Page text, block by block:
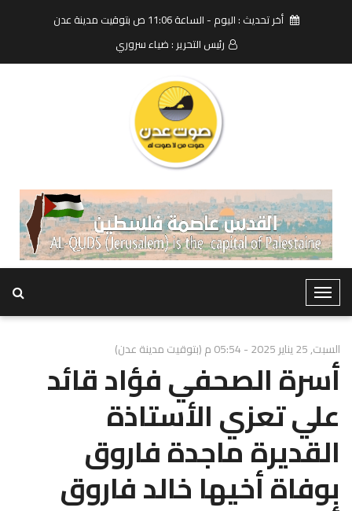
أخر تحديث : اليوم - الساعة 11:06 ص بتوقيت مدينة عدن
رئيس التحرير : ضياء سروري
T
o
g
e
N
a
v
i
g
a
السبت, 25 يناير 2025 - 05:54 م (بتوقيت مدينة عدن)
أسرة الصحفي فؤاد قائد
علي تعزي الأستاذة
القديرة ماجدة فاروق
بوفاة أخيها خالد فاروق